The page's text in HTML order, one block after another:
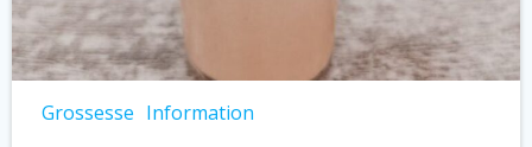
Grossesse Information